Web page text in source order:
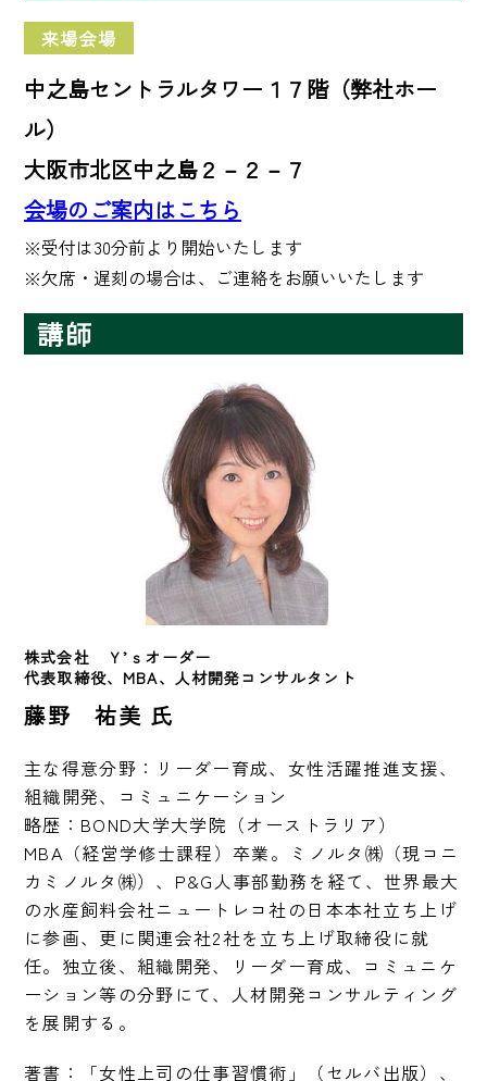
来場会場
中之島セントラルタワー１７階（弊社ホー
ル）
大阪市北区中之島２－２－７
会場のご案内はこちら
※受付は30分前より開始いたします
※欠席・遅刻の場合は、ご連絡をお願いいたします
講師
株式会社　Ｙ’ｓオーダー
代表取締役、MBA、人材開発コンサルタント
藤野 祐美 氏
主な得意分野：リーダー育成、女性活躍推進支援、
組織開発、コミュニケーション
略歴：BOND大学大学院（オーストラリア）
MBA（経営学修士課程）卒業。ミノルタ㈱（現コニ
カミノルタ㈱）、P&G人事部勤務を経て、世界最大
の水産飼料会社ニュートレコ社の日本本社立ち上げ
に参画、更に関連会社2社を立ち上げ取締役に就
任。独立後、組織開発、リーダー育成、コミュニケ
ーション等の分野にて、人材開発コンサルティング
を展開する。
著書：「女性上司の仕事習慣術」（セルバ出版）、